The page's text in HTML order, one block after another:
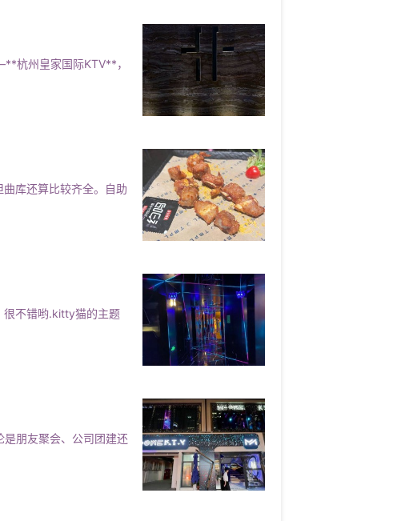
的“最好吃的KTV”…我觉得我是来干饭的歌曲
家好感瞬间高涨吃的东西确实不错，真材实
也好，没什么好挑剔的了～小包房的屏幕也
车方便，音响效果也很好
杭州皇家国际KTV**，
库还算比较齐全。自助
不错哟.kitty猫的主题
朋友聚会、公司团建还